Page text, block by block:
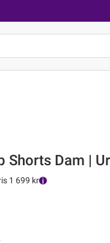
Shorts Dam |
1 699 kr